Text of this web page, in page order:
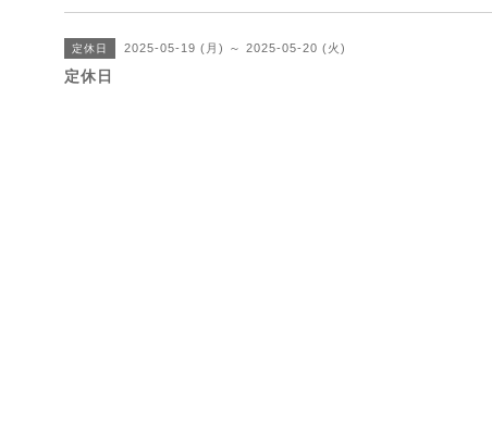
定休日 2025-05-19 (月) ～ 2025-05-20 (火)
定休日